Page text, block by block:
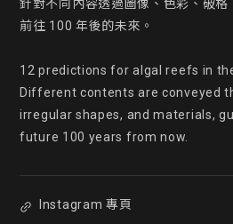
針對不同內容透過圖像、色彩、破
前往 100 年後的未來。
12 predictions for algal reefs in
Different contents are conveyed
irregular shapes, and materials,
future 100 years from now.
Instagram 專頁